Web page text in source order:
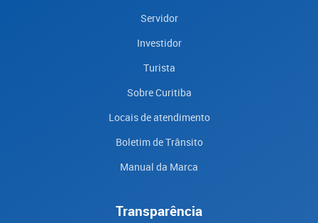
Servidor
Investidor
Turista
Sobre Curitiba
Locais de atendimento
Boletim de Trânsito
Manual da Marca
Transparência